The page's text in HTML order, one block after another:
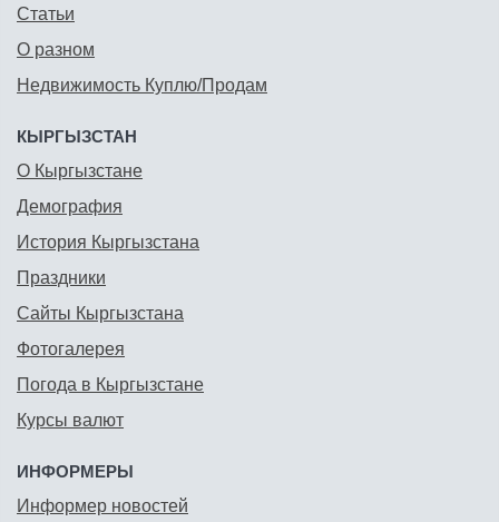
Статьи
О разном
Недвижимость Куплю/Продам
КЫРГЫЗСТАН
О Кыргызстане
Демография
История Кыргызстана
Праздники
Сайты Кыргызстана
Фотогалерея
Погода в Кыргызстане
Курсы валют
ИНФОРМЕРЫ
Информер новостей